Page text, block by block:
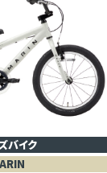
バイク